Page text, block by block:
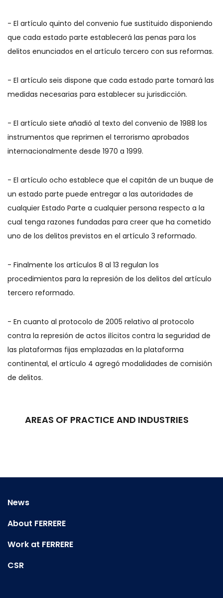
- El artículo quinto del convenio fue sustituido disponiendo
que cada estado parte establecerá las penas para los
delitos enunciados en el artículo tercero con sus reformas.
- El artículo seis dispone que cada estado parte tomará las
medidas necesarias para establecer su jurisdicción.
- El artículo siete añadió al texto del convenio de 1988 los
instrumentos que reprimen el terrorismo aprobados
internacionalmente desde 1970 a 1999.
- El artículo ocho establece que el capitán de un buque de
un estado parte puede entregar a las autoridades de
cualquier Estado Parte a cualquier persona respecto a la
cual tenga razones fundadas para creer que ha cometido
uno de los delitos previstos en el artículo 3 reformado.
- Finalmente los artículos 8 al 13 regulan los
procedimientos para la represión de los delitos del artículo
tercero reformado.
- En cuanto al protocolo de 2005 relativo al protocolo
contra la represión de actos ilícitos contra la seguridad de
las plataformas fijas emplazadas en la plataforma
continental, el artículo 4 agregó modalidades de comisión
de delitos.
AREAS OF PRACTICE AND INDUSTRIES
News
About FERRERE
Work at FERRERE
CSR